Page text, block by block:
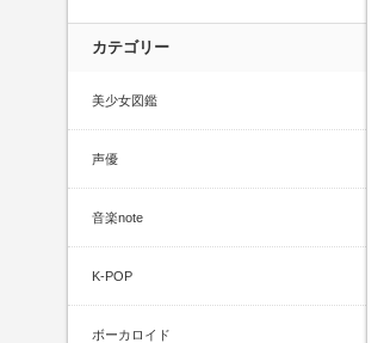
カテゴリー
美少女図鑑
声優
音楽note
K-POP
ボーカロイド